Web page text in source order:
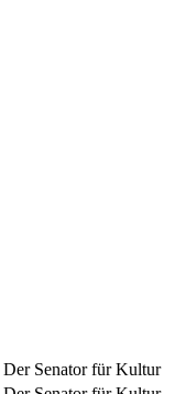
Der Senator für Kultur